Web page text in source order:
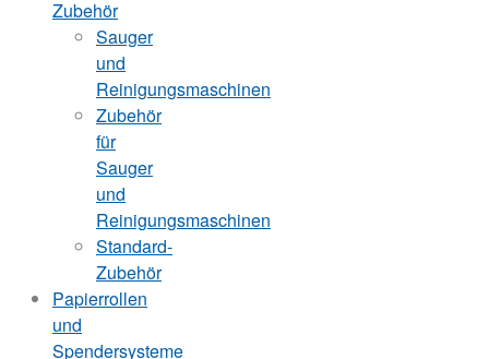
Zubehör
Sauger
und
Reinigungsmaschinen
Zubehör
für
Sauger
und
Reinigungsmaschinen
Standard-
Zubehör
Papierrollen
und
Spendersysteme